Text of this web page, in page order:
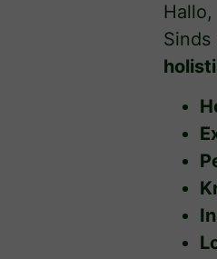
Hallo,